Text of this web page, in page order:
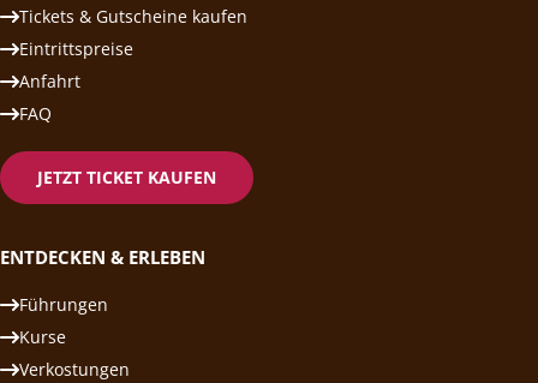
Tickets & Gutscheine kaufen
Eintrittspreise
Anfahrt
FAQ
JETZT TICKET KAUFEN
ENTDECKEN & ERLEBEN
Führungen
Kurse
Verkostungen